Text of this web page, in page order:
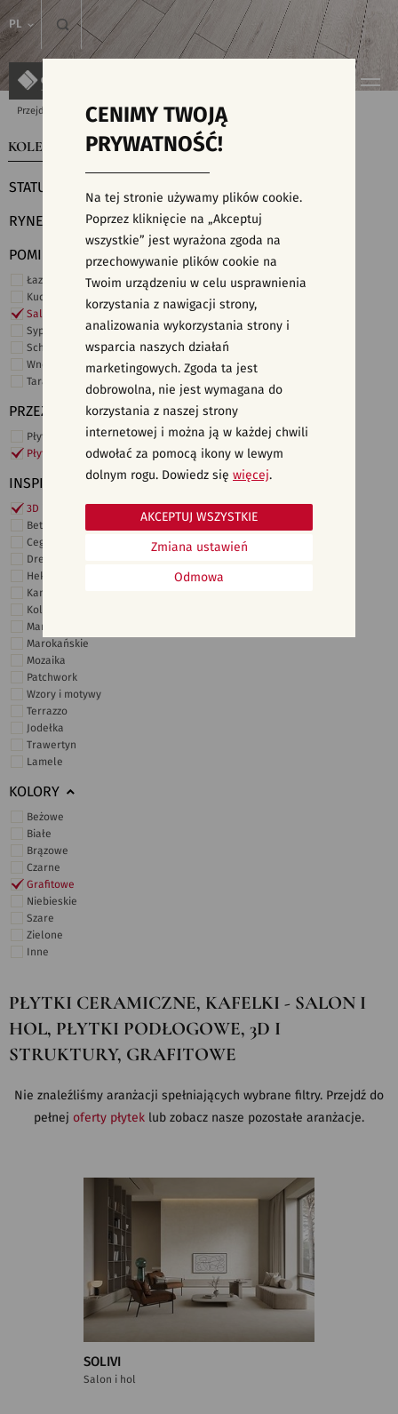
PL
Przejdź do strony głównej Kolekcje
KOLEKCJE WYSZUKIWARKA PŁYTEK
STATUS
RYNEK
POMIESZCZENIE
Łazienka
Kuchnia
Salon i hol
Sypialnia
Schody
Wnętrza komercyjne
Taras i ogród
PRZEZNACZENIE
Płytki ścienne
Płytki podłogowe
INSPIRACJE
3D i struktury
Beton
Cegiełki
Drewno
Heksagonalne
Kamień
Kolor
Marmur
Marokańskie
Mozaika
Patchwork
Wzory i motywy
Terrazzo
Jodełka
Trawertyn
Lamele
KOLORY
Beżowe
Białe
Brązowe
Czarne
Grafitowe
Niebieskie
Szare
Zielone
Inne
PŁYTKI CERAMICZNE, KAFELKI - SALON I
HOL, PŁYTKI PODŁOGOWE, 3D I
STRUKTURY, GRAFITOWE
Nie znaleźliśmy aranżacji spełniających wybrane filtry. Przejdź do
pełnej oferty płytek lub zobacz nasze pozostałe aranżacje.
SOLIVI
Salon i hol
CENIMY TWOJĄ
PRYWATNOŚĆ!
Na tej stronie używamy plików cookie.
Poprzez kliknięcie na „Akceptuj
wszystkie” jest wyrażona zgoda na
przechowywanie plików cookie na
Twoim urządzeniu w celu usprawnienia
korzystania z nawigacji strony,
analizowania wykorzystania strony i
wsparcia naszych działań
marketingowych. Zgoda ta jest
dobrowolna, nie jest wymagana do
korzystania z naszej strony
internetowej i można ją w każdej chwili
odwołać za pomocą ikony w lewym
dolnym rogu. Dowiedz się więcej.
Odmowa
Zmiana ustawień
AKCEPTUJ WSZYSTKIE